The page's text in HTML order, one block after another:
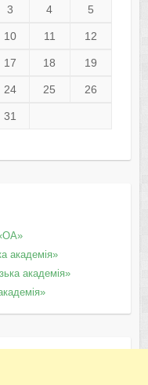
3 4 5
10 11 12
17 18 19
24 25 26
31
академія»
академія»